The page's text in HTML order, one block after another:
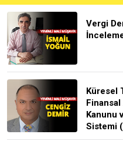
Vergi
Küresel
Kanunu
Sistemi